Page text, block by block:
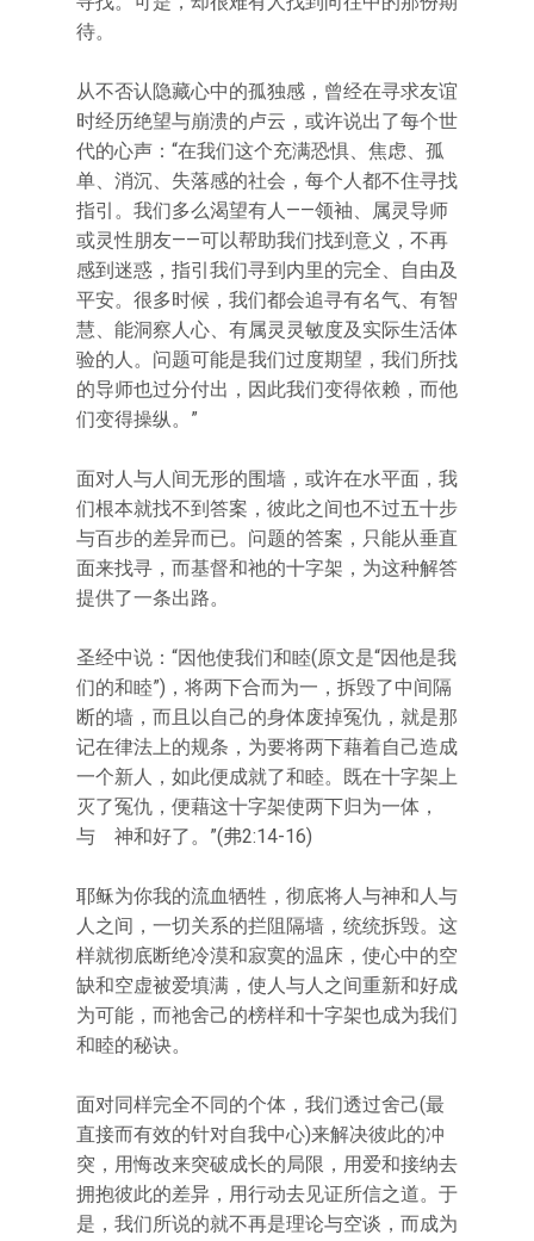
待。
从不否认隐藏心中的孤独感，曾经在寻求友谊
时经历绝望与崩溃的卢云，或许说出了每个世
代的心声：“在我们这个充满恐惧、焦虑、孤
单、消沉、失落感的社会，每个人都不住寻找
指引。我们多么渴望有人——领袖、属灵导师
或灵性朋友——可以帮助我们找到意义，不再
感到迷惑，指引我们寻到内里的完全、自由及
平安。很多时候，我们都会追寻有名气、有智
慧、能洞察人心、有属灵灵敏度及实际生活体
验的人。问题可能是我们过度期望，我们所找
的导师也过分付出，因此我们变得依赖，而他
们变得操纵。”
面对人与人间无形的围墙，或许在水平面，我
们根本就找不到答案，彼此之间也不过五十步
与百步的差异而已。问题的答案，只能从垂直
面来找寻，而基督和祂的十字架，为这种解答
提供了一条出路。
圣经中说：“因他使我们和睦(原文是“因他是我
们的和睦”)，将两下合而为一，拆毁了中间隔
断的墙，而且以自己的身体废掉冤仇，就是那
记在律法上的规条，为要将两下藉着自己造成
一个新人，如此便成就了和睦。既在十字架上
灭了冤仇，便藉这十字架使两下归为一体，
与 神和好了。”(弗2:14-16)
耶稣为你我的流血牺牲，彻底将人与神和人与
人之间，一切关系的拦阻隔墙，统统拆毁。这
样就彻底断绝冷漠和寂寞的温床，使心中的空
缺和空虚被爱填满，使人与人之间重新和好成
为可能，而祂舍己的榜样和十字架也成为我们
和睦的秘诀。
面对同样完全不同的个体，我们透过舍己(最
直接而有效的针对自我中心)来解决彼此的冲
突，用悔改来突破成长的局限，用爱和接纳去
拥抱彼此的差异，用行动去见证所信之道。于
是，我们所说的就不再是理论与空谈，而成为